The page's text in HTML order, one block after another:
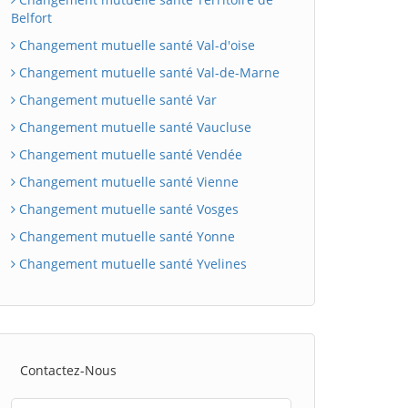
Belfort
Changement mutuelle santé Val-d'oise
Changement mutuelle santé Val-de-Marne
Changement mutuelle santé Var
Changement mutuelle santé Vaucluse
Changement mutuelle santé Vendée
Changement mutuelle santé Vienne
Changement mutuelle santé Vosges
Changement mutuelle santé Yonne
Changement mutuelle santé Yvelines
Contactez-Nous